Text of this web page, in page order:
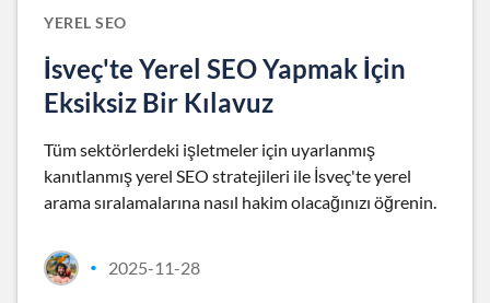
YEREL SEO
İsveç'te Yerel SEO Yapmak İçin
Eksiksiz Bir Kılavuz
Tüm sektörlerdeki işletmeler için uyarlanmış
kanıtlanmış yerel SEO stratejileri ile İsveç'te yerel
arama sıralamalarına nasıl hakim olacağınızı öğrenin.
• 2025-11-28